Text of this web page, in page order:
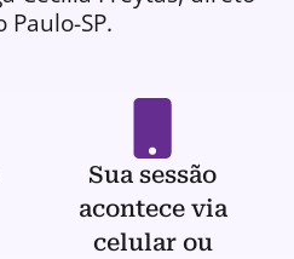
Paulo-SP.
Sua sessão
acontece via
celular ou